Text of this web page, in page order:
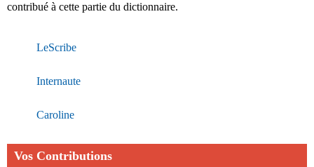
contribué à cette partie du dictionnaire.
LeScribe
Internaute
Caroline
Vos Contributions